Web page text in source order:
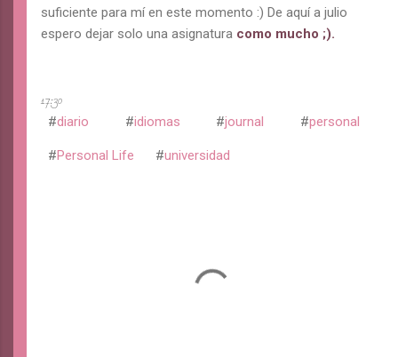
suficiente para mí en este momento :) De aquí a julio
espero dejar solo una asignatura como mucho ;).
17:30
diario idiomas journal personal
Personal Life universidad